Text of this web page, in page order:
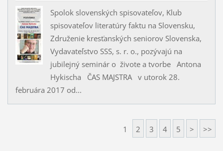
Spolok slovenských spisovateľov, Klub
spisovateľov literatúry faktu na Slovensku,
Združenie kresťanských seniorov Slovenska,
Vydavateľstvo SSS, s. r. o., pozývajú na
jubilejný seminár o živote a tvorbe Antona
Hykischa ČAS MAJSTRA v utorok 28.
februára 2017 od...
1 2 3 4 5 > >>